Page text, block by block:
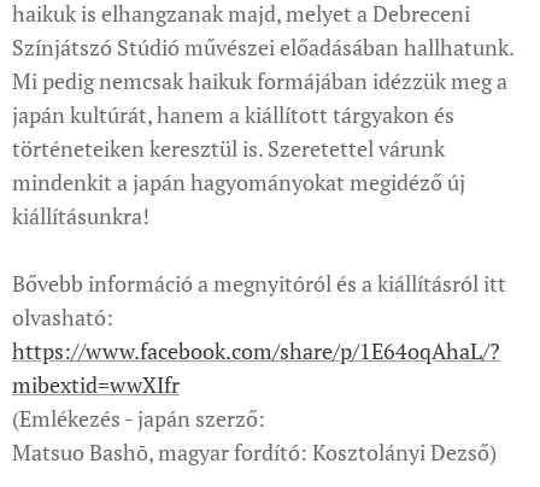
haikuk is elhangzanak majd, melyet a Debreceni
Színjátszó Stúdió művészei előadásában hallhatunk.
Mi pedig nemcsak haikuk formájában idézzük meg a
japán kultúrát, hanem a kiállított tárgyakon és
történeteiken keresztül is. Szeretettel várunk
mindenkit a japán hagyományokat megidéző új
kiállításunkra!
Bővebb információ a megnyitóról és a kiállításról itt
olvasható:
https://www.facebook.com/share/p/1E64oqAhaL/?
mibextid=wwXIfr
(Emlékezés - japán szerző:
Matsuo Bashō, magyar fordító: Kosztolányi Dezső)